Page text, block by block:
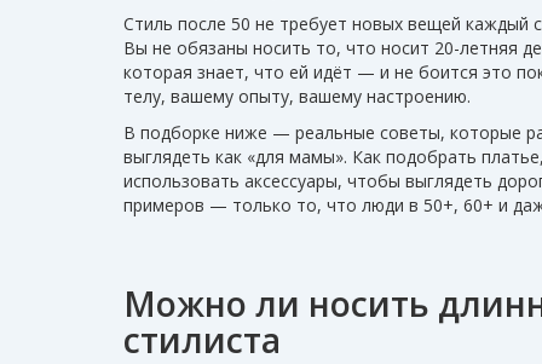
Стиль после 50 не требует новых вещей каждый
Вы не обязаны носить то, что носит 20-летняя
которая знает, что ей идёт — и не боится это
телу, вашему опыту, вашему настроению.
В подборке ниже — реальные советы, которые
выглядеть как «для мамы». Как подобрать
использовать аксессуары, чтобы выглядеть
примеров — только то, что люди в 50+, 60+ и
Можно ли носить
стилиста